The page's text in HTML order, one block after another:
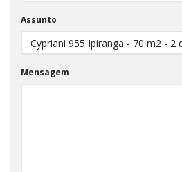
Assunto
Mensagem